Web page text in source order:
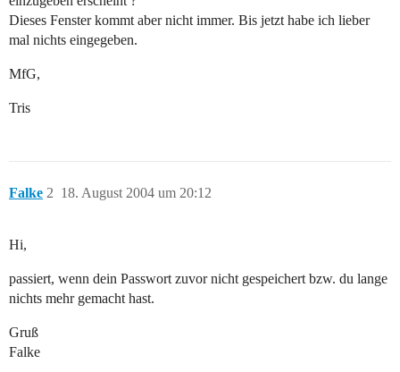
Dieses Fenster kommt aber nicht immer. Bis jetzt habe ich lieber
mal nichts eingegeben.
MfG,
Tris
Falke 18. August 2004 um 20:12
2
Hi,
passiert, wenn dein Passwort zuvor nicht gespeichert bzw. du lange
nichts mehr gemacht hast.
Gruß
Falke